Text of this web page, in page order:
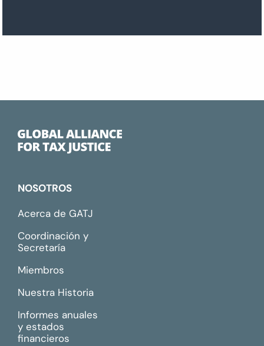
NOSOTROS
Acerca de GATJ
Coordinación y
Secretaría
Miembros
Nuestra Historia
Informes anuales
y estados
financieros